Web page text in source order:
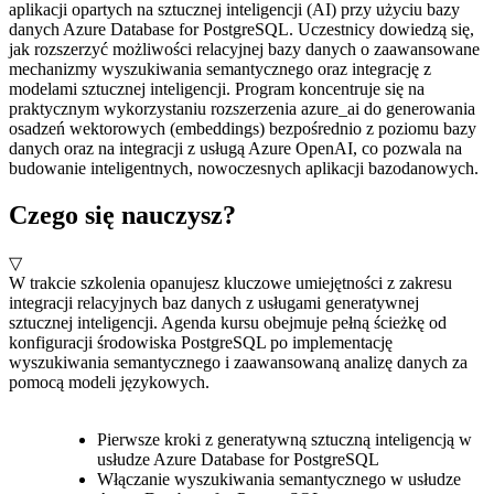
aplikacji opartych na sztucznej inteligencji (AI) przy użyciu bazy
danych Azure Database for PostgreSQL. Uczestnicy dowiedzą się,
jak rozszerzyć możliwości relacyjnej bazy danych o zaawansowane
mechanizmy wyszukiwania semantycznego oraz integrację z
modelami sztucznej inteligencji. Program koncentruje się na
praktycznym wykorzystaniu rozszerzenia azure_ai do generowania
osadzeń wektorowych (embeddings) bezpośrednio z poziomu bazy
danych oraz na integracji z usługą Azure OpenAI, co pozwala na
budowanie inteligentnych, nowoczesnych aplikacji bazodanowych.
Czego się nauczysz?
▽
W trakcie szkolenia opanujesz kluczowe umiejętności z zakresu
integracji relacyjnych baz danych z usługami generatywnej
sztucznej inteligencji. Agenda kursu obejmuje pełną ścieżkę od
konfiguracji środowiska PostgreSQL po implementację
wyszukiwania semantycznego i zaawansowaną analizę danych za
pomocą modeli językowych.
Pierwsze kroki z generatywną sztuczną inteligencją w
usłudze Azure Database for PostgreSQL
Włączanie wyszukiwania semantycznego w usłudze